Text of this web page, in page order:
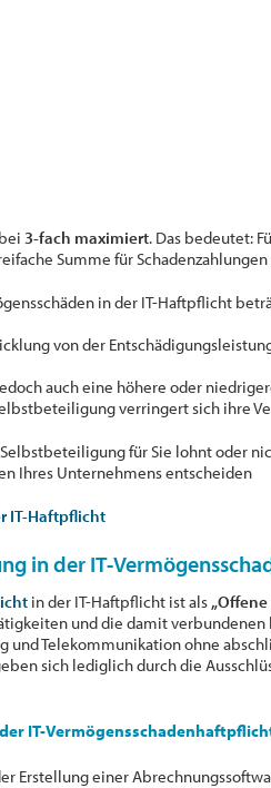
3-fach maximiert. Das bedeutet:
Summe für Schadenzahlungen
in der IT-Haftpflicht
von der
auch eine höhere oder
verringert sich ihre
für Sie lohnt oder
Ihres Unternehmens entscheiden
IT-Haftpflicht
in der IT-
in der IT-Haftpflicht ist als
und die damit
und Telekommunikation ohne
sich lediglich durch die
IT-
Erstellung einer